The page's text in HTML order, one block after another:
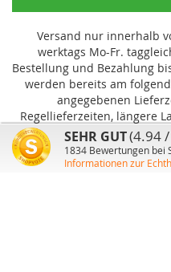
Versand nur innerhalb
werktags Mo-Fr.
Bestellung und Bezahlung
werden bereits am
angegebenen
Regellieferzeiten, längere
Einzelfall möglich und
SEHR GUT(4.94
1834 Bewertungen bei
Informationen zur